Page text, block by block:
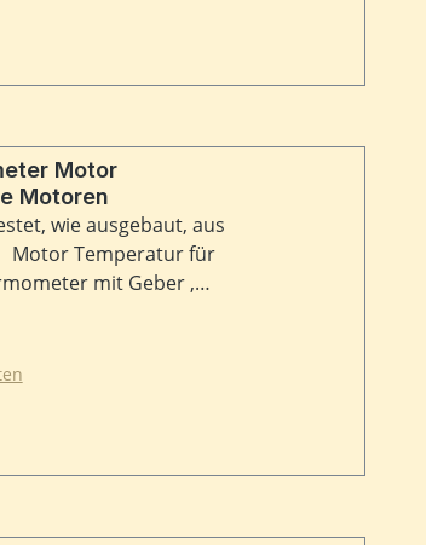
Motor
Motoren
wie ausgebaut, aus
Motor Temperatur für
mit Geber ,